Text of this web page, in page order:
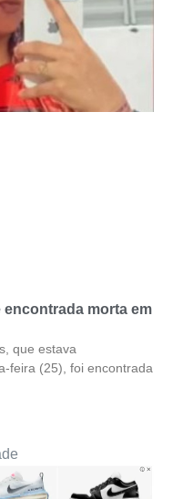
morta em
que estava
feira (25), foi encontrada